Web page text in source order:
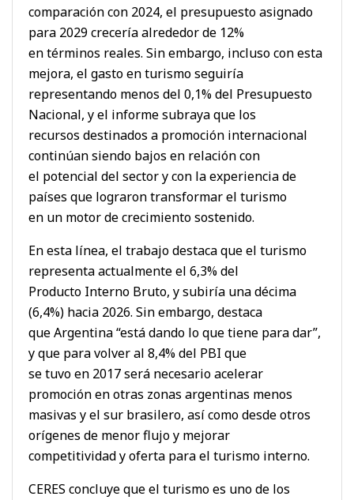
comparación con 2024, el presupuesto asignado
para 2029 crecería alrededor de 12%
en términos reales. Sin embargo, incluso con esta
mejora, el gasto en turismo seguiría
representando menos del 0,1% del Presupuesto
Nacional, y el informe subraya que los
recursos destinados a promoción internacional
continúan siendo bajos en relación con
el potencial del sector y con la experiencia de
países que lograron transformar el turismo
en un motor de crecimiento sostenido.
En esta línea, el trabajo destaca que el turismo
representa actualmente el 6,3% del
Producto Interno Bruto, y subiría una décima
(6,4%) hacia 2026. Sin embargo, destaca
que Argentina “está dando lo que tiene para dar”,
y que para volver al 8,4% del PBI que
se tuvo en 2017 será necesario acelerar
promoción en otras zonas argentinas menos
masivas y el sur brasilero, así como desde otros
orígenes de menor flujo y mejorar
competitividad y oferta para el turismo interno.
CERES concluye que el turismo es uno de los